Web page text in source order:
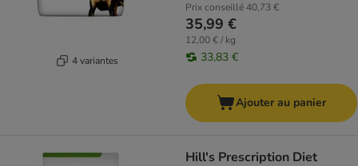
4 variantes
Prix conseillé40,73 €
35,99 €
12,00 € / kg
33,83 €
Ajouter au panier
Hill's Prescription Diet